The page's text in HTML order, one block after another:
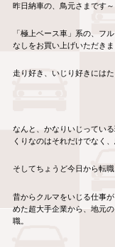
昨日納車の、鳥元さまです～
「極上ベース車」系の、フ
なしをお買い上げいただき
走り好き、いじり好きには
なんと、かなりいじってい
くりなのはそれだけでなく
そしてちょうど今日から転
昔からクルマをいじる仕事
めた超大手企業から、地元
職。